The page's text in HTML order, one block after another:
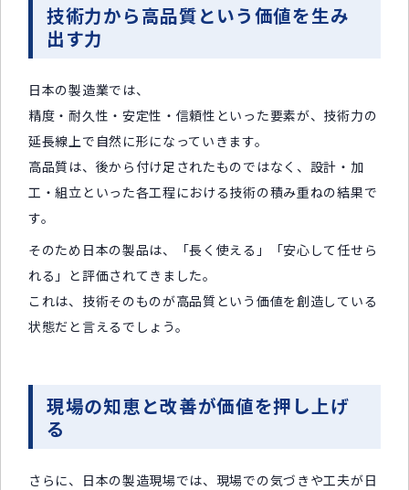
技術力から高品質という価値を生み
出す力
日本の製造業では、
精度・耐久性・安定性・信頼性といった要素が、技術力の
延長線上で自然に形になっていきます。
高品質は、後から付け足されたものではなく、設計・加
工・組立といった各工程における技術の積み重ねの結果で
す。
そのため日本の製品は、「長く使える」「安心して任せら
れる」と評価されてきました。
これは、技術そのものが高品質という価値を創造している
状態だと言えるでしょう。
現場の知恵と改善が価値を押し上げ
る
さらに、日本の製造現場では、現場での気づきや工夫が日